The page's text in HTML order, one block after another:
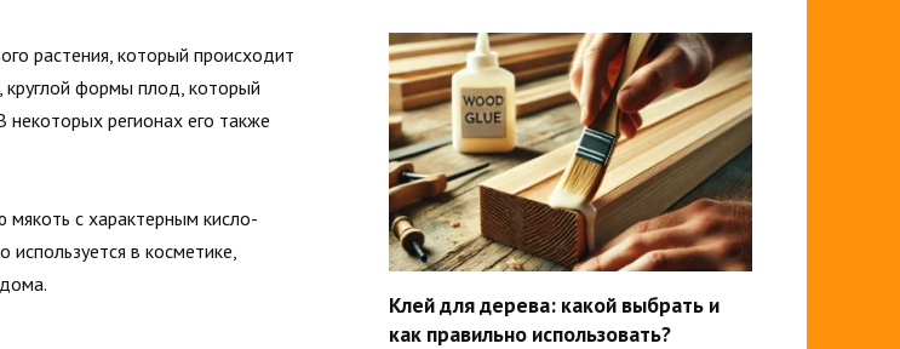
растения, который происходит
формы плод, который
некоторых регионах его также
мякоть с характерным кисло-
в косметике,
Клей для дерева: какой выбрать и
как правильно использовать?